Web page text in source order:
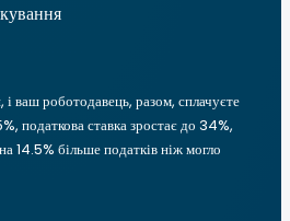
ваш роботодавець, разом, сплачуєте
податкова ставка зростає до 34%,
14.5% більше податків ніж могло